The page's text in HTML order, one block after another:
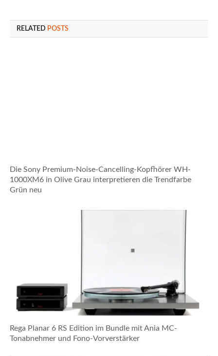
RELATED POSTS
Die Sony Premium-Noise-Cancelling-Kopfhörer WH-
1000XM6 in Olive Grau interpretieren die Trendfarbe
Grün neu
Rega Planar 6 RS Edition im Bundle mit Ania MC-
Tonabnehmer und Fono-Vorverstärker